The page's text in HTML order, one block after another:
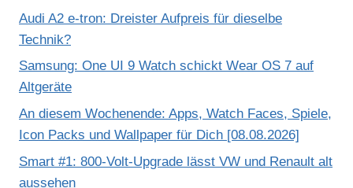
Audi A2 e-tron: Dreister Aufpreis für dieselbe
Technik?
Samsung: One UI 9 Watch schickt Wear OS 7 auf
Altgeräte
An diesem Wochenende: Apps, Watch Faces, Spiele,
Icon Packs und Wallpaper für Dich [08.08.2026]
Smart #1: 800-Volt-Upgrade lässt VW und Renault alt
aussehen